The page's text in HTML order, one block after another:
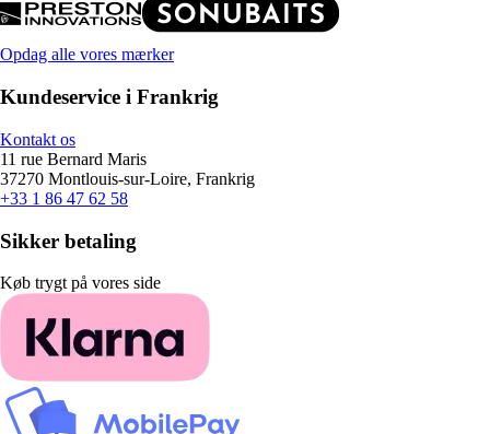
Opdag alle vores mærker
Kundeservice i Frankrig
Kontakt os
11 rue Bernard Maris
37270 Montlouis-sur-Loire, Frankrig
+33 1 86 47 62 58
Sikker betaling
Køb trygt på vores side